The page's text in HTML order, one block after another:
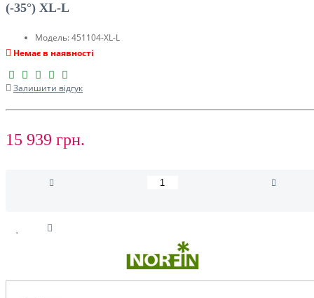
(-35°) XL-L
Модель:451104-XL-L
Немає в наявності
Залишити відгук
15 939 грн.